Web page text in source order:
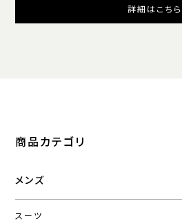
詳細はこちら
商品カテゴリ
メンズ
スーツ